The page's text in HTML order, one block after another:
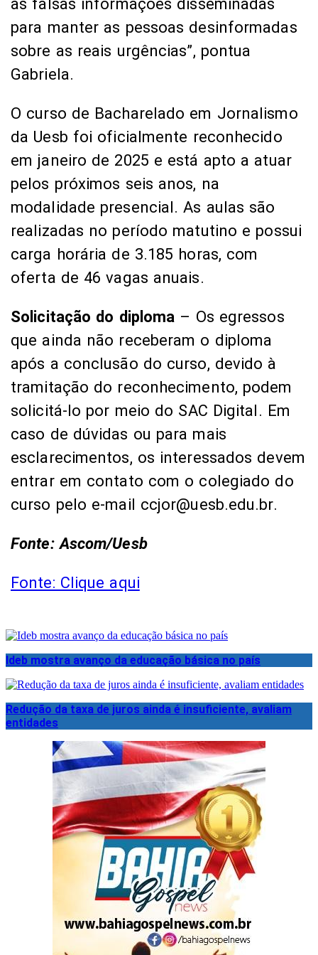
às falsas informações disseminadas
para manter as pessoas desinformadas
sobre as reais urgências”, pontua
Gabriela.
O curso de Bacharelado em Jornalismo
da Uesb foi oficialmente reconhecido
em janeiro de 2025 e está apto a atuar
pelos próximos seis anos, na
modalidade presencial. As aulas são
realizadas no período matutino e possui
carga horária de 3.185 horas, com
oferta de 46 vagas anuais.
Solicitação do diploma – Os egressos
que ainda não receberam o diploma
após a conclusão do curso, devido à
tramitação do reconhecimento, podem
solicitá-lo por meio do SAC Digital. Em
caso de dúvidas ou para mais
esclarecimentos, os interessados devem
entrar em contato com o colegiado do
curso pelo e-mail ccjor@uesb.edu.br.
Fonte: Ascom/Uesb
Fonte: Clique aqui
Ideb mostra avanço da educação básica no país
Redução da taxa de juros ainda é insuficiente, avaliam
entidades